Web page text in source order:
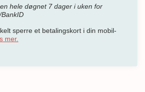
hele døgnet 7 dager i uken for
sperre et betalingskort i din mobil-
mer.